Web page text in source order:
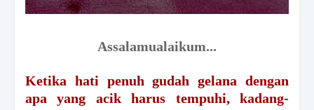
Assalamualaikum...
Ketika hati penuh gudah gelana dengan
apa yang acik harus tempuhi, kadang-